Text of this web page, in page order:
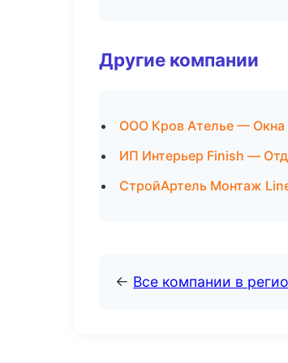
Другие компании
ООО Кров Ателье — Окна
ИП Интерьер Finish —
СтройАртель Монтаж
← Все компании в